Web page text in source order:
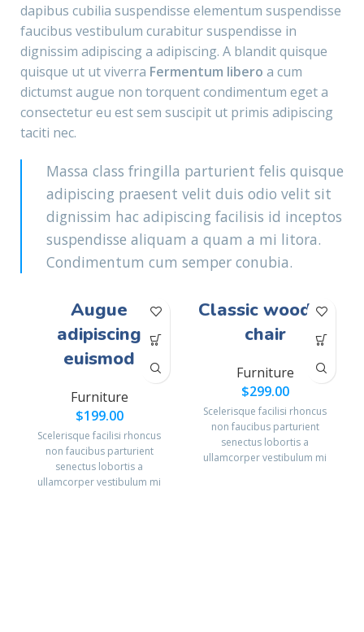
dapibus cubilia suspendisse elementum suspendisse
faucibus vestibulum curabitur suspendisse in
dignissim adipiscing a adipiscing. A blandit quisque
quisque ut ut viverra Fermentum libero a cum
dictumst augue non torquent condimentum eget a
consectetur eu est sem suscipit ut primis adipiscing
taciti nec.
Massa class fringilla parturient felis quisque
adipiscing praesent velit duis odio velit sit
dignissim hac adipiscing facilisis id inceptos
suspendisse aliquam a quam a mi litora.
Condimentum cum semper conubia.
Augue
adipiscing
euismod
Furniture
$199.00
Scelerisque facilisi rhoncus
non faucibus parturient
senectus lobortis a
ullamcorper vestibulum mi
Classic wooden
chair
Furniture
$299.00
Scelerisque facilisi rhoncus
non faucibus parturient
senectus lobortis a
ullamcorper vestibulum mi